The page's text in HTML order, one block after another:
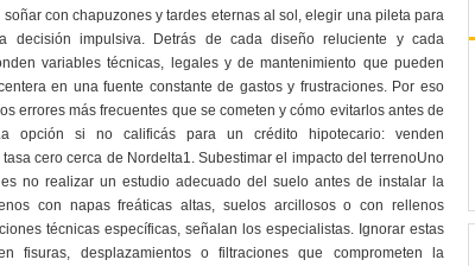
con chapuzones y tardes eternas al sol, elegir una pileta para
decisión impulsiva. Detrás de cada diseño reluciente y cada
variables técnicas, legales y de mantenimiento que pueden
en una fuente constante de gastos y frustraciones. Por eso
errores más frecuentes que se cometen y cómo evitarlos antes de
opción si no calificás para un crédito hipotecario: venden
cero cerca de Nordelta1. Subestimar el impacto del terrenoUno
no realizar un estudio adecuado del suelo antes de instalar la
con napas freáticas altas, suelos arcillosos o con rellenos
técnicas específicas, señalan los especialistas. Ignorar estas
fisuras, desplazamientos o filtraciones que comprometen la